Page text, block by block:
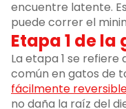
encuentre latente.
puede correr el
Etapa 1 de
La etapa 1 se refiere
común en gatos de
fácilmente
no daña la raíz del